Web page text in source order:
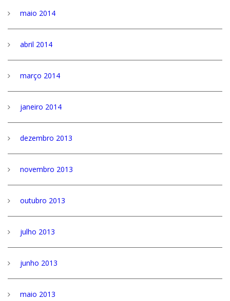
maio 2014
abril 2014
março 2014
janeiro 2014
dezembro 2013
novembro 2013
outubro 2013
julho 2013
junho 2013
maio 2013